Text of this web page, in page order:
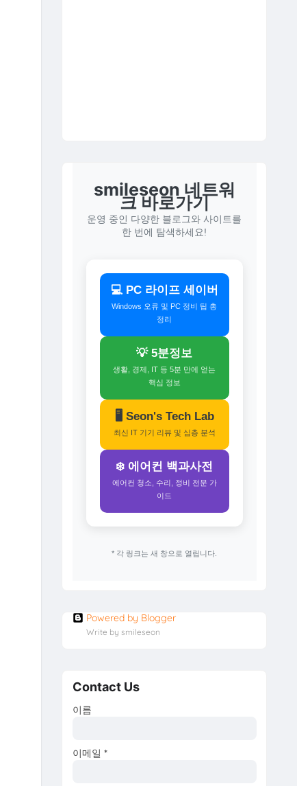
smileseon 네트워
크 바로가기
운영 중인 다양한 블로그와 사이트를
한 번에 탐색하세요!
💻 PC 라이프 세이버
Windows 오류 및 PC 정비 팁 총
정리
💡 5분정보
생활, 경제, IT 등 5분 만에 얻는
핵심 정보
🖥️ Seon's Tech Lab
최신 IT 기기 리뷰 및 심층 분석
❄️ 에어컨 백과사전
에어컨 청소, 수리, 정비 전문 가
이드
* 각 링크는 새 창으로 열립니다.
Powered by Blogger
Write by smileseon
Contact Us
이름
이메일 *